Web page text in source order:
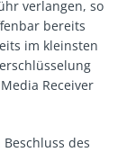
verlangen, so
bereits
im kleinsten
Receiver
des